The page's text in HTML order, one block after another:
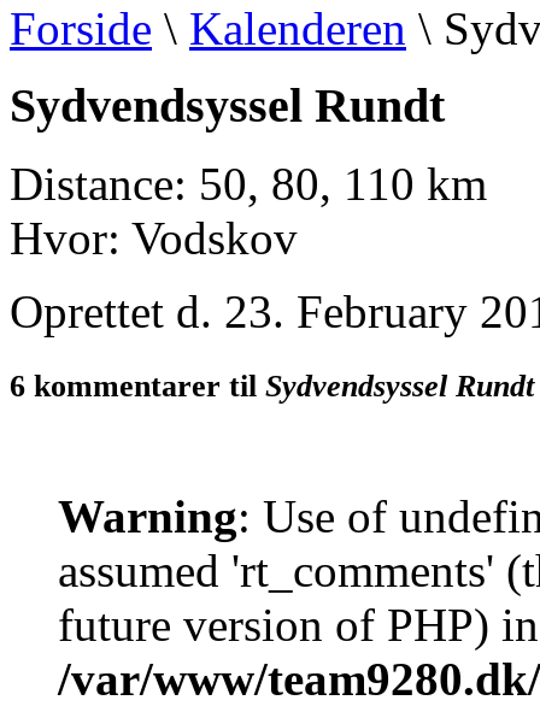
Forside \ Kalenderen \
Sydvendsyssel Rundt
Distance: 50, 80, 110 km
Hvor: Vodskov
Oprettet d. 23. February
6 kommentarer til Sydvendsyssel Rundt
Warning: Use of
assumed 'rt_comments'
future version of PHP) in
/var/www/